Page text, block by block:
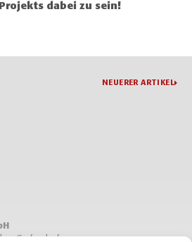
dabei zu sein!
NEUERER ARTIKEL
Grafendorf